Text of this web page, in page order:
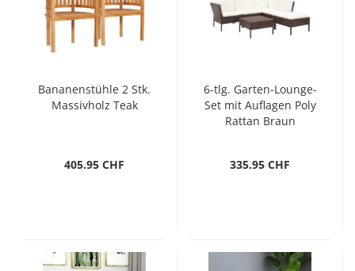
Bananenstühle 2 Stk.
Massivholz Teak
405.95 CHF
6-tlg. Garten-Lounge-
Set mit Auflagen Poly
Rattan Braun
335.95 CHF